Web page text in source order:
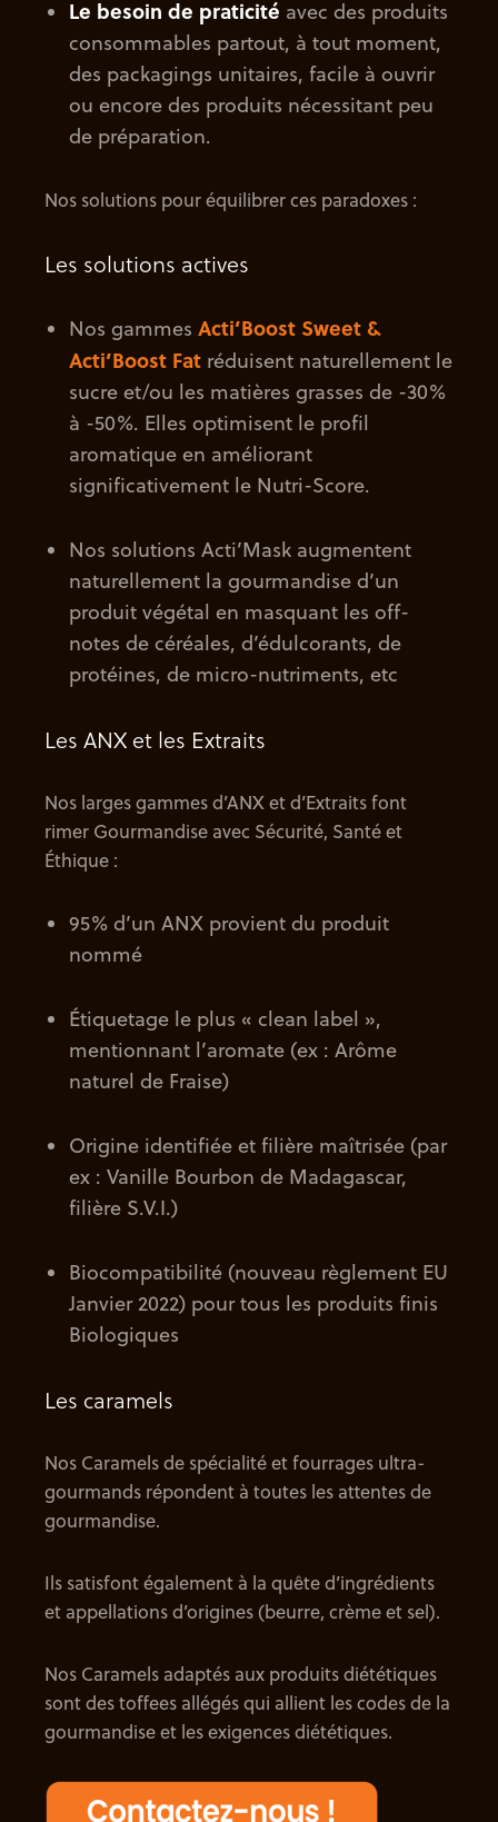
Le besoin de praticité avec des produits
consommables partout, à tout moment,
des packagings unitaires, facile à ouvrir
ou encore des produits nécessitant peu
de préparation.
Nos solutions pour équilibrer ces paradoxes :
Les solutions actives
Nos gammes Acti’Boost Sweet &
Acti’Boost Fat réduisent naturellement le
sucre et/ou les matières grasses de -30%
à -50%. Elles optimisent le profil
aromatique en améliorant
significativement le Nutri-Score.
Nos solutions Acti’Mask augmentent
naturellement la gourmandise d’un
produit végétal en masquant les off-
notes de céréales, d’édulcorants, de
protéines, de micro-nutriments, etc
Les ANX et les Extraits
Nos larges gammes d’ANX et d’Extraits font
rimer Gourmandise avec Sécurité, Santé et
Éthique :
95% d’un ANX provient du produit
nommé
Étiquetage le plus « clean label »,
mentionnant l’aromate (ex : Arôme
naturel de Fraise)
Origine identifiée et filière maîtrisée (par
ex : Vanille Bourbon de Madagascar,
filière S.V.I.)
Biocompatibilité (nouveau règlement EU
Janvier 2022) pour tous les produits finis
Biologiques
Les caramels
Nos Caramels de spécialité et fourrages ultra-
gourmands répondent à toutes les attentes de
gourmandise.
Ils satisfont également à la quête d’ingrédients
et appellations d’origines (beurre, crème et sel).
Nos Caramels adaptés aux produits diététiques
sont des toffees allégés qui allient les codes de la
gourmandise et les exigences diététiques.